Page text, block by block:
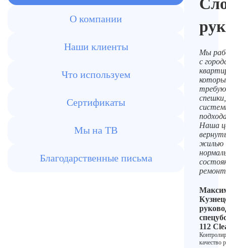
О компании
Наши клиенты
Что используем
Сертификаты
Мы на ТВ
Благодарственные письма
Мы
с
Наша
жилью
112
качество